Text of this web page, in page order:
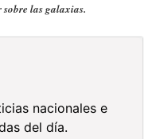
las galaxias.
nacionales e
del día.